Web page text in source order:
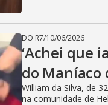
DO R7/10/06/2026
‘Achei que
do Maníaco
William da Silva, de
na comunidade de